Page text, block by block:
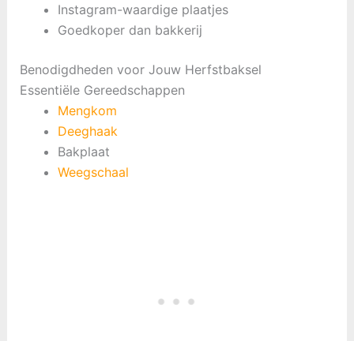
Instagram-waardige plaatjes
Goedkoper dan bakkerij
Benodigdheden voor Jouw Herfstbaksel
Essentiële Gereedschappen
Mengkom
Deeghaak
Bakplaat
Weegschaal